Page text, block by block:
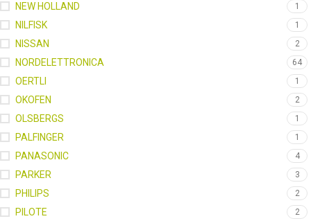
NEW HOLLAND 1
NILFISK 1
NISSAN 2
NORDELETTRONICA 64
OERTLI 1
OKOFEN 2
OLSBERGS 1
PALFINGER 1
PANASONIC 4
PARKER 3
PHILIPS 2
PILOTE 2